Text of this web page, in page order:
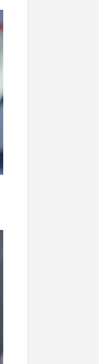
تشخیص سندرم